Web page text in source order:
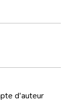
d'auteur